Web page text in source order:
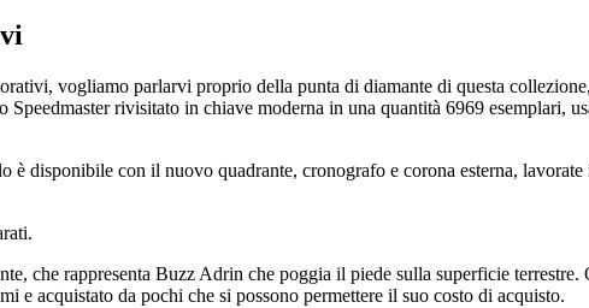
vogliamo parlarvi proprio della punta di diamante di questa
rivisitato in chiave moderna in una quantità 6969 esemplari,
è disponibile con il nuovo quadrante, cronografo e corona esterna,
che rappresenta Buzz Adrin che poggia il piede sulla superficie
e acquistato da pochi che si possono permettere il suo costo di acquisto.